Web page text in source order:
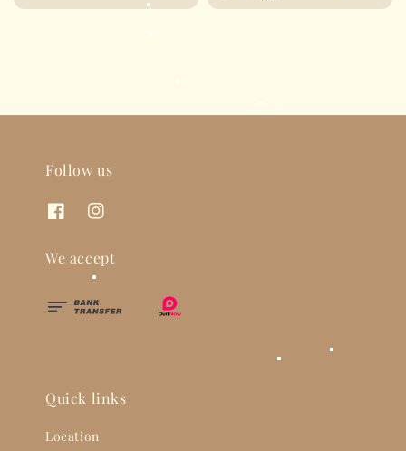
price
Follow us
We accept
Quick links
Location